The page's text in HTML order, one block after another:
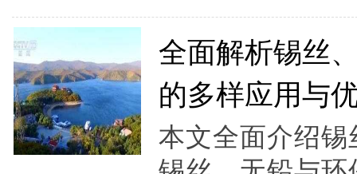
全面解析锡丝
的多样应用与
本文全面介绍